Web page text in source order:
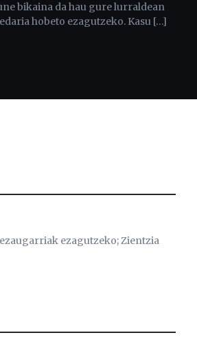
bikaina da hau gure lurraldean
hobeto ezagutzeko. Kasu […]
ezagutzeko; Zientzia